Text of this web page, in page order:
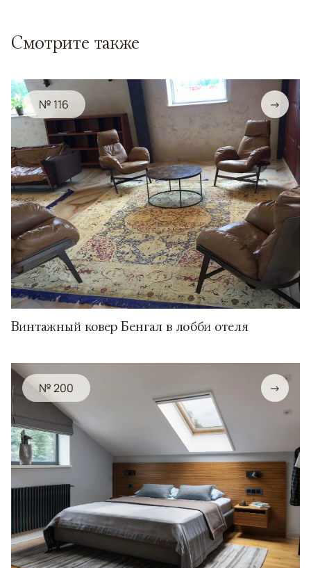
Смотрите также
№ 116 →
Винтажный ковер Бенгал в лобби отеля
№ 200 →